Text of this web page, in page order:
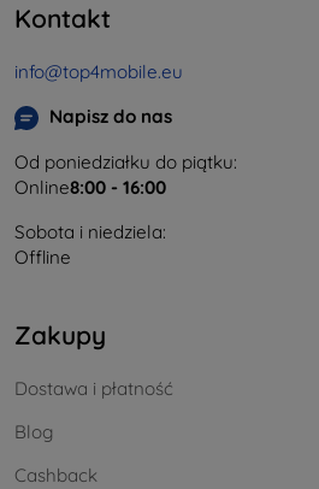
Kontakt
info@top4mobile.eu
Napisz do nas
Od poniedziałku do piątku:
Online8:00 - 16:00
Sobota i niedziela:
Offline
Zakupy
Dostawa i płatność
Blog
Cashback